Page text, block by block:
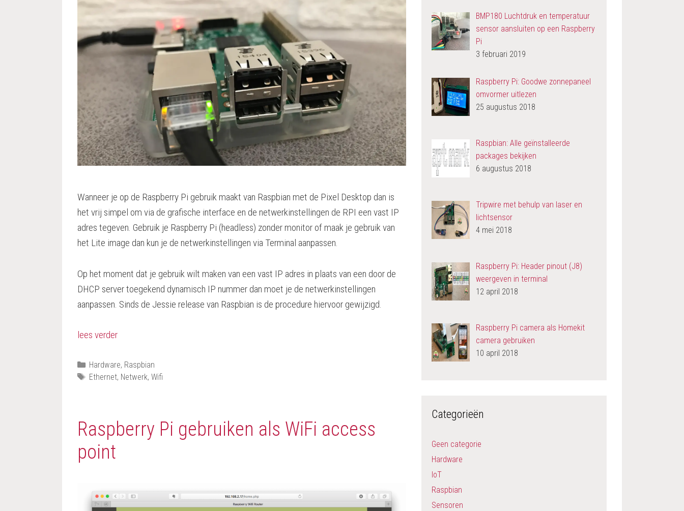
Wanneer je op de Raspberry Pi gebruik maakt van Raspbian met de Pixel Desktop dan is
het vrij simpel om via de grafische interface en de netwerkinstellingen de RPI een vast IP
adres tegeven. Gebruik je Raspberry Pi (headless) zonder monitor of maak je gebruik van
het Lite image dan kun je de netwerkinstellingen via Terminal aanpassen.
Op het moment dat je gebruik wilt maken van een vast IP adres in plaats van een door de
DHCP server toegekend dynamisch IP nummer dan moet je de netwerkinstellingen
aanpassen. Sinds de Jessie release van Raspbian is de procedure hiervoor gewijzigd.
lees verder
Categorieën
Hardware, Raspbian
Tags
Ethernet, Netwerk, Wifi
Raspberry Pi gebruiken als WiFi access
point
BMP180 Luchtdruk en temperatuur
sensor aansluiten op een Raspberry
Pi
3 februari 2019
Raspberry Pi: Goodwe zonnepaneel
omvormer uitlezen
25 augustus 2018
Raspbian: Alle geïnstalleerde
packages bekijken
6 augustus 2018
Tripwire met behulp van laser en
lichtsensor
4 mei 2018
Raspberry Pi: Header pinout (J8)
weergeven in terminal
12 april 2018
Raspberry Pi camera als Homekit
camera gebruiken
10 april 2018
Categorieën
Geen categorie
Hardware
IoT
Raspbian
Sensoren